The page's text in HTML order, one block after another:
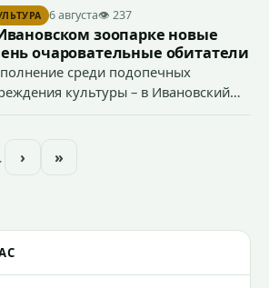
областного предприятия
6 августа👁 237
зоопарке новые
очаровательные обитатели
среди подопечных
культуры – в Ивановский
(самцу - 6 месяцев, самочке —
› »